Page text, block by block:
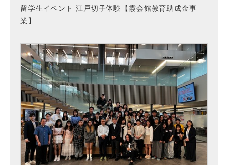
留学生イベント 江戸切子体験【霞会館教育助成金事
業】